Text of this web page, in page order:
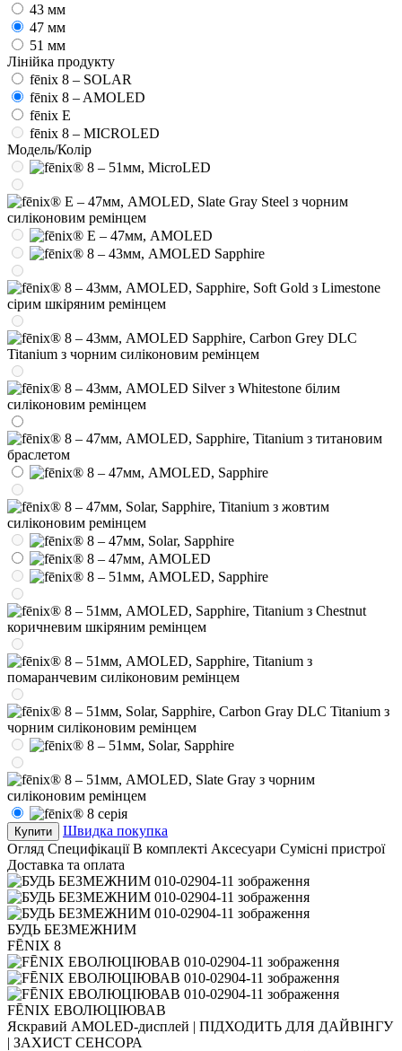
43 мм
47 мм
51 мм
Лінійка продукту
fēnix 8 – SOLAR
fēnix 8 – AMOLED
fēnix E
fēnix 8 – MICROLED
Модель/Колір
Купити
Швидка покупка
Огляд Специфікації В комплекті Аксесуари Сумісні пристрої
Доставка та оплата
БУДЬ БЕЗМЕЖНИМ
FĒNIX 8
FĒNIX ЕВОЛЮЦІЮВАВ
Яскравий AMOLED-дисплей | ПІДХОДИТЬ ДЛЯ ДАЙВІНГУ
| ЗАХИСТ СЕНСОРА